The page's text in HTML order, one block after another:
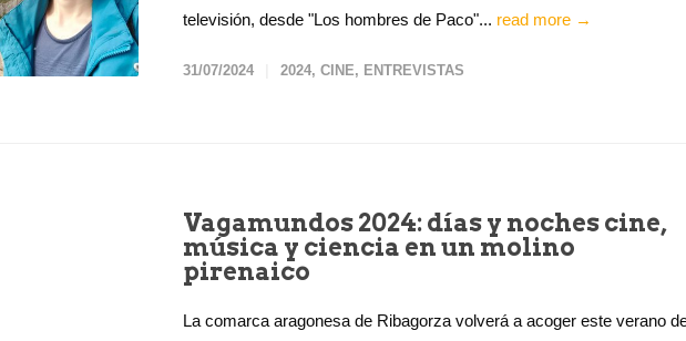
televisión, desde "Los hombres de Paco"... read more →
31/07/2024 2024, CINE, ENTREVISTAS
Vagamundos 2024: días y noches cine,
música y ciencia en un molino
pirenaico
La comarca aragonesa de Ribagorza volverá a acoger este verano